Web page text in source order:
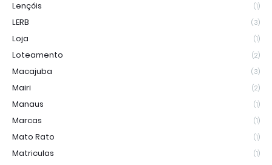
Lençóis (1)
LERB (3)
Loja (1)
Loteamento (2)
Macajuba (3)
Mairi (2)
Manaus (1)
Marcas (1)
Mato Rato (1)
Matriculas (1)